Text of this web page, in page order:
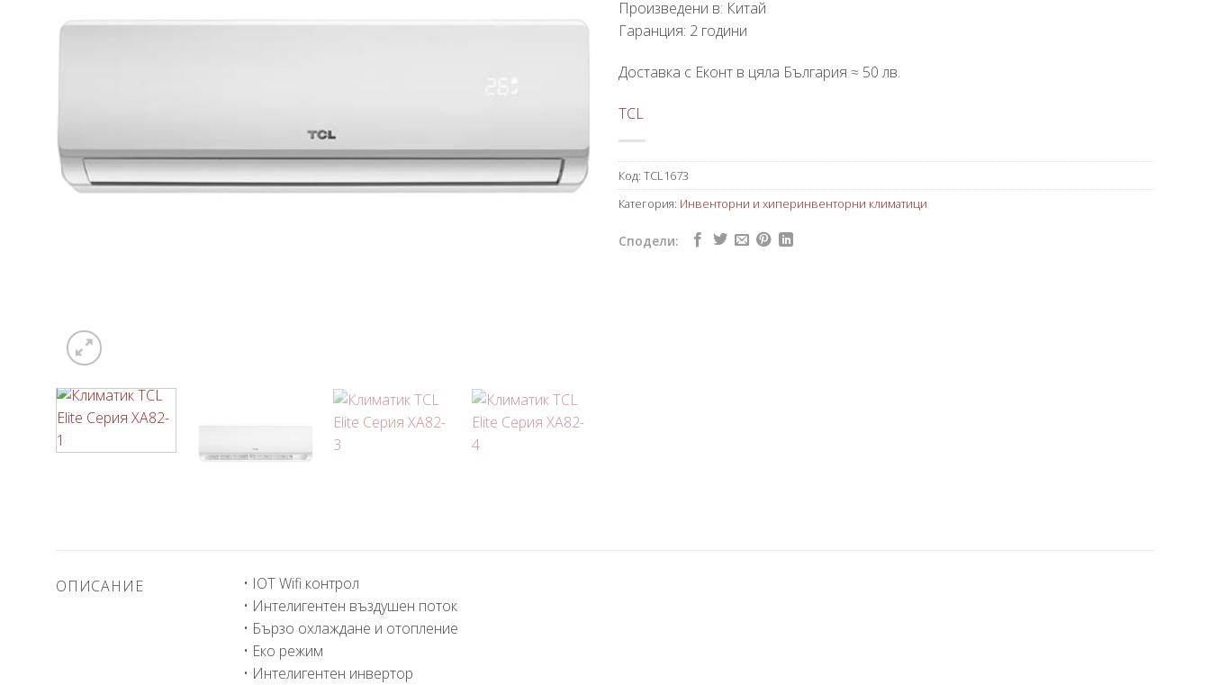
Произведени в: Китай
Гаранция: 2 години
Доставка с Еконт в цяла България ≈ 50 лв.
TCL
Код: TCL1673
Категория: Инвенторни и хиперинвенторни климатици
Сподели:
ОПИСАНИЕ
• IOT Wifi контрол
• Интелигентен въздушен поток
• Бързо охлаждане и отопление
• Еко режим
• Интелигентен инвертор